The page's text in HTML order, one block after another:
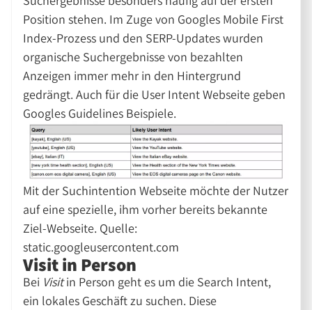
Position stehen. Im Zuge von Googles Mobile First
Index-Prozess und den SERP-Updates wurden
organische Suchergebnisse von bezahlten
Anzeigen immer mehr in den Hintergrund
gedrängt. Auch für die User Intent Webseite geben
Googles Guidelines Beispiele.
Mit der Suchintention Webseite möchte der Nutzer
auf eine spezielle, ihm vorher bereits bekannte
Ziel-Webseite. Quelle:
static.googleusercontent.com
Visit in Person
Bei Visitin Person geht es um die Search Intent,
ein lokales Geschäft zu suchen. Diese